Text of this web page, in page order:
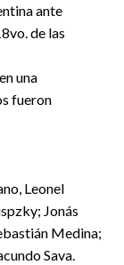
ante
de las
una
fueron
Leonel
Jonás
Medina;
Sava.